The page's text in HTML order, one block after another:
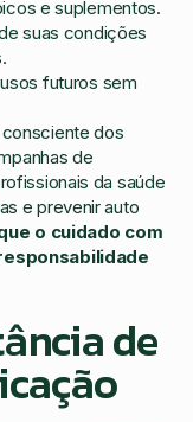
e suplementos.
suas condições
futuros sem
dos
de
da saúde
e prevenir auto
o cuidado com
de